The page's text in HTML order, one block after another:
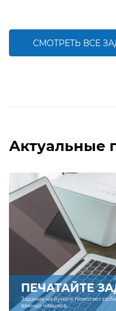
СМОТРЕТЬ ВСЕ
Актуальные
ПЕЧАТАЙТЕ
Задание на бумаге помогает
важных навыков.